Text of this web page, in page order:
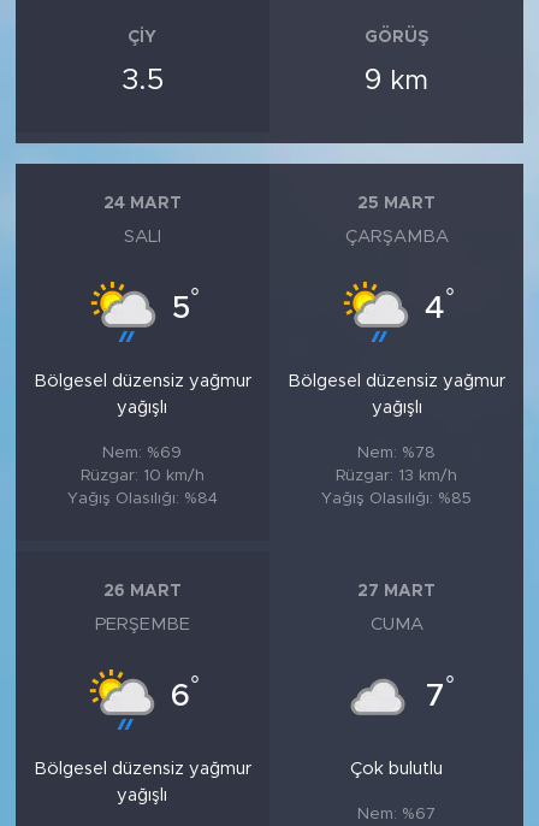
ÇIY
3.5
GÖRÜŞ
9 km
24 MART
SALI
5°
Bölgesel düzensiz yağmur
yağışlı
Nem: %69
Rüzgar: 10 km/h
Yağış Olasılığı: %84
25 MART
ÇARŞAMBA
4°
Bölgesel düzensiz yağmur
yağışlı
Nem: %78
Rüzgar: 13 km/h
Yağış Olasılığı: %85
26 MART
PERŞEMBE
6°
Bölgesel düzensiz yağmur
yağışlı
27 MART
CUMA
7°
Çok bulutlu
Nem: %67